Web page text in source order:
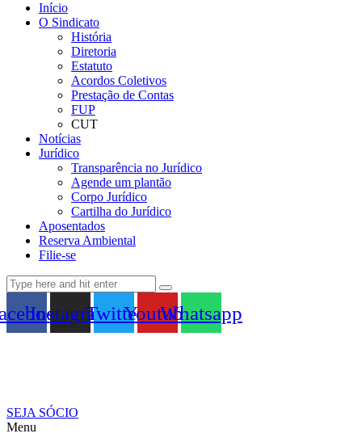
Início
O Sindicato
História
Diretoria
Estatuto
Acordos Coletivos
Prestação de Contas
FUP
CUT
Notícias
Jurídico
Transparência no Jurídico
Agende um plantão
Corpo Jurídico
Cartilha do Jurídico
Aposentados
Reserva Ambiental
Filie-se
InstagramTwitterYoutubeWhatsapp
SEJA SÓCIO
Menu